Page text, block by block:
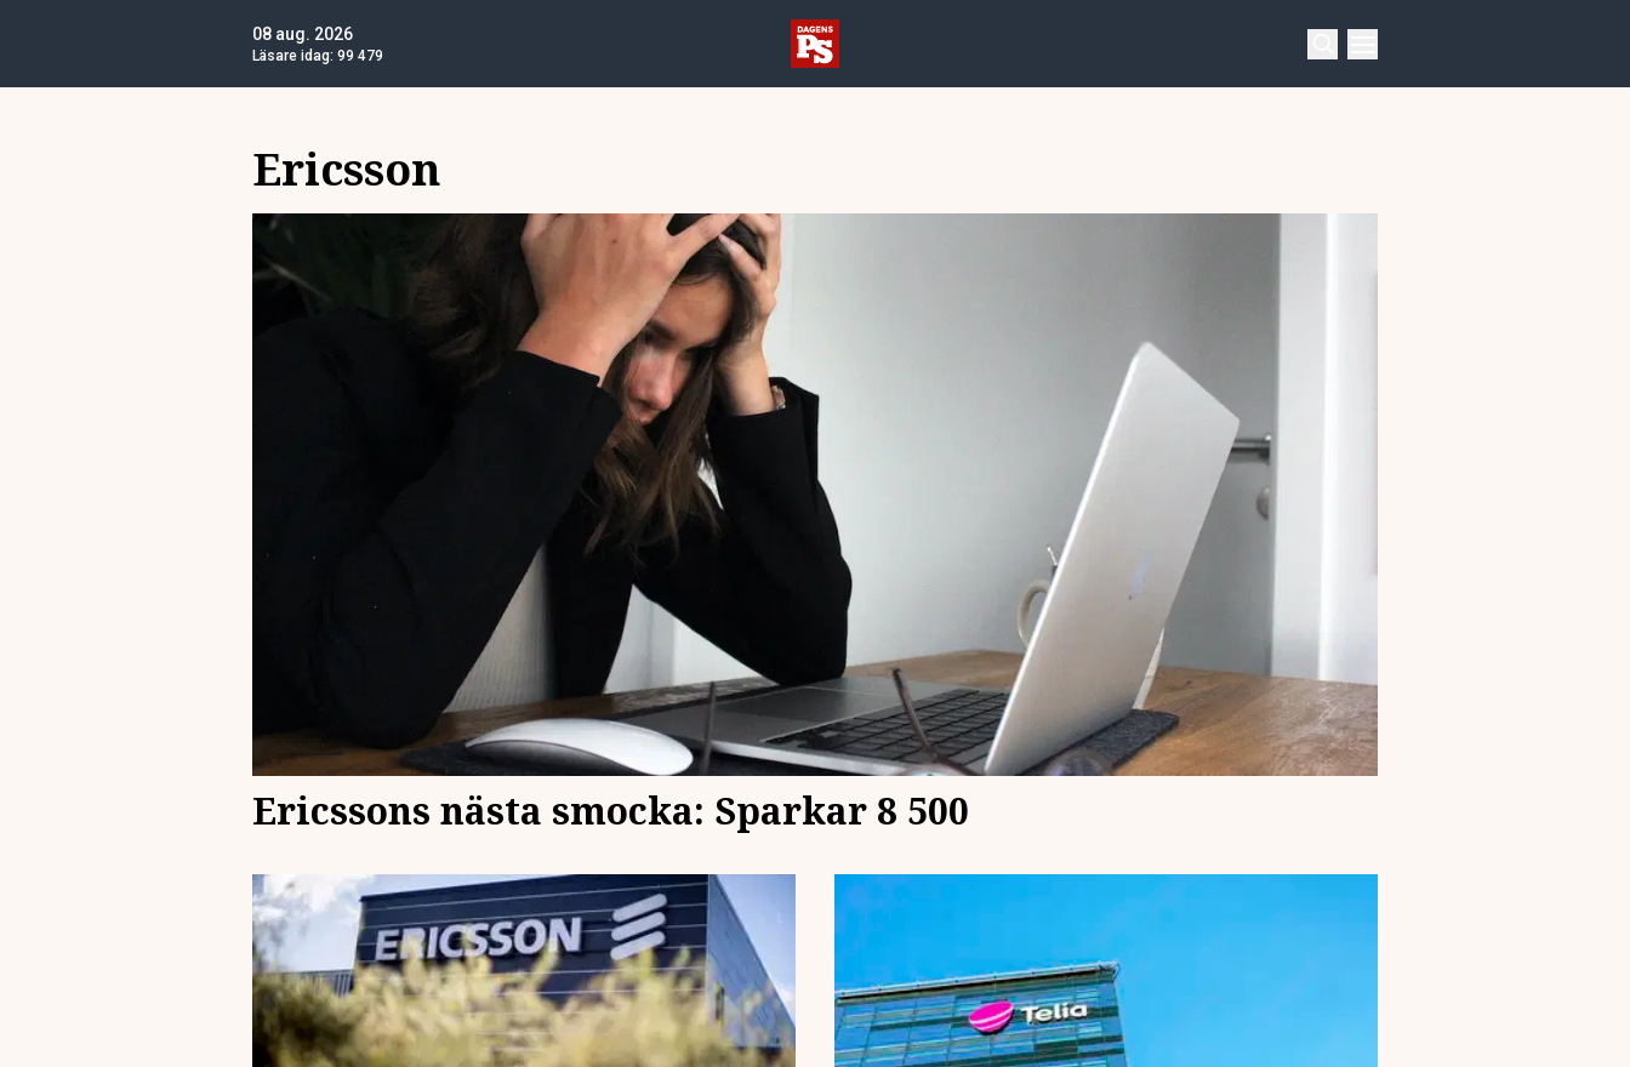
08 aug. 2026
Läsare idag: 99 479
Ericsson
Ericssons nästa smocka: Sparkar 8 500